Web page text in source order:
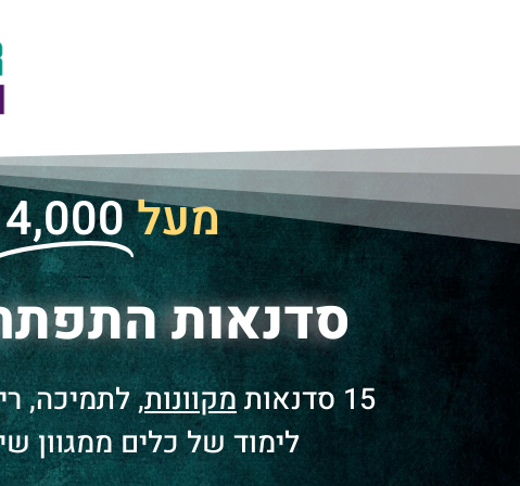
מעל4,000
סדנאות
15 סדנאות מקוונות, לתמיכה,
לימוד של כלים ממגוון